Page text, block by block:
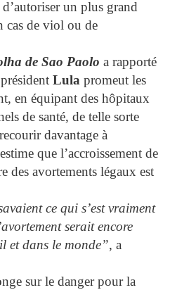
un plus grand
cas de viol ou de
de Sao Paolo a rapporté
Lula promeut les
en équipant des hôpitaux
de santé, de telle sorte
davantage à
que l’accroissement de
des avortements légaux est
ce qui s’est vraiment
serait encore
et dans le monde”, a
sur le danger pour la